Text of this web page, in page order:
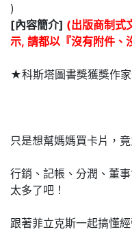
)
[內容簡介] (出版商制式
示, 請都以『沒有附件、
★科斯塔圖書獎獲獎作
只是想幫媽媽買卡片，
行銷、記帳、分潤、董
太多了吧！
跟著菲立克斯一起搞懂